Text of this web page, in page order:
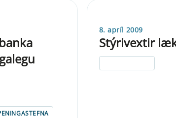
8. apríl 2009
Stýrivextir